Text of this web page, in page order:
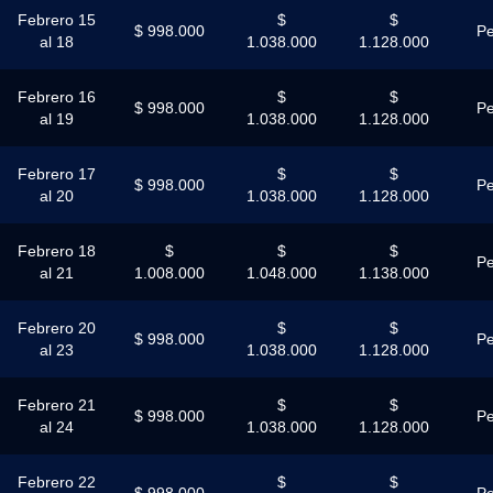
Febrero 15
al 18
$ 998.000
$
1.038.000
$
1.128.000
Febrero 16
al 19
$ 998.000
$
1.038.000
$
1.128.000
Febrero 17
al 20
$ 998.000
$
1.038.000
$
1.128.000
Febrero 18
al 21
$
1.008.000
$
1.048.000
$
1.138.000
Febrero 20
al 23
$ 998.000
$
1.038.000
$
1.128.000
Febrero 21
al 24
$ 998.000
$
1.038.000
$
1.128.000
Febrero 22 $ $